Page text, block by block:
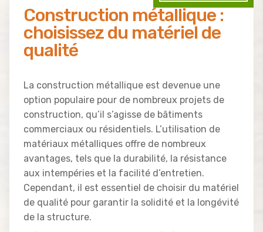
Construction métallique :
choisissez du matériel de
qualité
La construction métallique est devenue une
option populaire pour de nombreux projets de
construction, qu’il s’agisse de bâtiments
commerciaux ou résidentiels. L’utilisation de
matériaux métalliques offre de nombreux
avantages, tels que la durabilité, la résistance
aux intempéries et la facilité d’entretien.
Cependant, il est essentiel de choisir du matériel
de qualité pour garantir la solidité et la longévité
de la structure.